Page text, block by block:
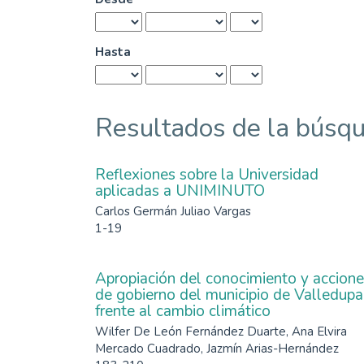
Hasta
Resultados de la
Reflexiones sobre la Universidad
aplicadas a UNIMINUTO
Carlos Germán Juliao Vargas
1-19
Apropiación del conocimiento y
de gobierno del municipio de
frente al cambio climático
Wilfer De León Fernández Duarte, Ana Elvira
Mercado Cuadrado, Jazmín Arias-Hernández